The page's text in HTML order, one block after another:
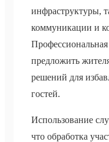
инфраструктуры,
коммуникации и
предложить
решений для
гостей.
Использование
что обработка